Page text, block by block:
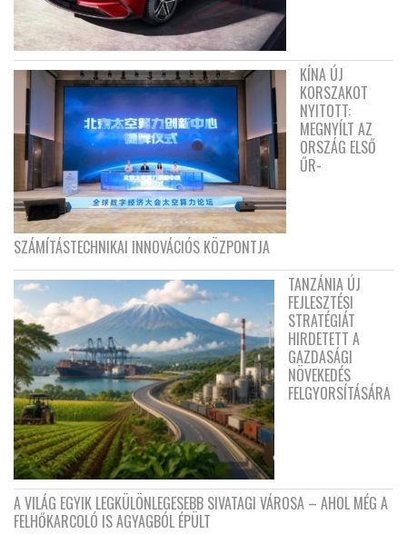
KÍNA ÚJ
KORSZAKOT
NYITOTT:
MEGNYÍLT AZ
ORSZÁG ELSŐ
ŰR-
SZÁMÍTÁSTECHNIKAI INNOVÁCIÓS KÖZPONTJA
TANZÁNIA ÚJ
FEJLESZTÉSI
STRATÉGIÁT
HIRDETETT A
GAZDASÁGI
NÖVEKEDÉS
FELGYORSÍTÁSÁRA
A VILÁG EGYIK LEGKÜLÖNLEGESEBB SIVATAGI VÁROSA – AHOL MÉG A
FELHŐKARCOLÓ IS AGYAGBÓL ÉPÜLT